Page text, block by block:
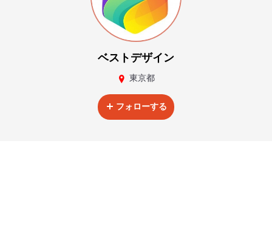
ベストデザイン
東京都
フォローする